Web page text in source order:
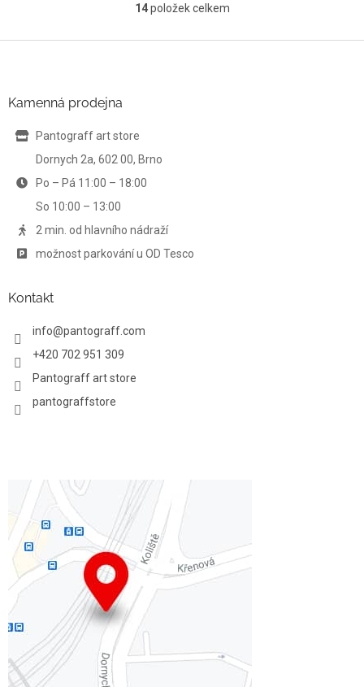
O
l
i
14položek celkem
Kamenná prodejna
Pantograff art store
Dornych 2a, 602 00, Brno
Po – Pá 11:00 – 18:00
So 10:00 – 13:00
2 min. od hlavního nádraží
možnost parkování u OD Tesco
Kontakt
info@pantograff.com
+420 702 951 309
Pantograff art store
pantograffstore